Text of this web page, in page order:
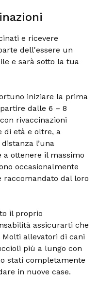
e ricevere
dell'essere un
e sarà sotto la tua
iniziare la prima
dalle 6 – 8
rivaccinazioni
di età e oltre, a
l’una
a ottenere il massimo
occasionalmente
raccomandato dal loro
il proprio
assicurarti che
allevatori di cani
più a lungo con
stati completamente
in nuove case.